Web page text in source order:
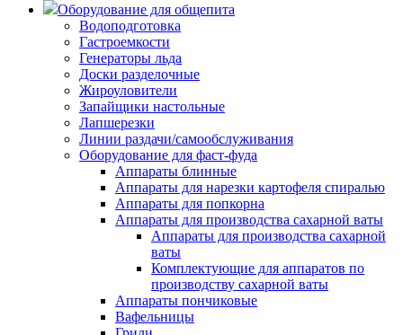
Оборудование для общепита
Водоподготовка
Гастроемкости
Генераторы льда
Доски разделочные
Жироуловители
Запайщики настольные
Лапшерезки
Линии раздачи/самообслуживания
Оборудование для фаст-фуда
Аппараты блинные
Аппараты для нарезки картофеля спиралью
Аппараты для попкорна
Аппараты для производства сахарной ваты
Аппараты для производства сахарной
ваты
Комплектующие для аппаратов по
производству сахарной ваты
Аппараты пончиковые
Вафельницы